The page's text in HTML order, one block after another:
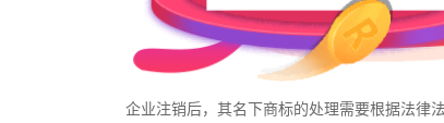
企业注销后，其名下商标的处理需要根据法律